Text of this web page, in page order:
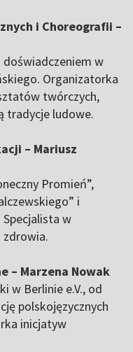
i Choreografii –
w
Organizatorka
twórczych,
tradycje ludowe.
– Mariusz
Promień”,
i
Specjalista w
– Marzena Nowak
w Berlinie e.V., od
polskojęzycznych
inicjatyw